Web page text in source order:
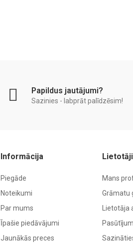
Papildus jautājumi?
Sazinies - labprāt palīdzēsim!
Informācija
Piegāde
Noteikumi
Par mums
Īpašie piedāvājumi
Jaunākās preces
Mans
Grāmatu
Lietotāja